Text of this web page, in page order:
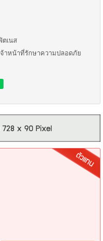
าอินทรา สุเหร่าคลองหนึ่ง
ต่อ
pingpong7766
ได้ที่ www.topbaan.com
ตเนส
จ้าหน้าที่รักษาความปลอดภัย